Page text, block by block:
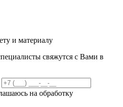
и материалу
свяжутся с Вами в
на обработку